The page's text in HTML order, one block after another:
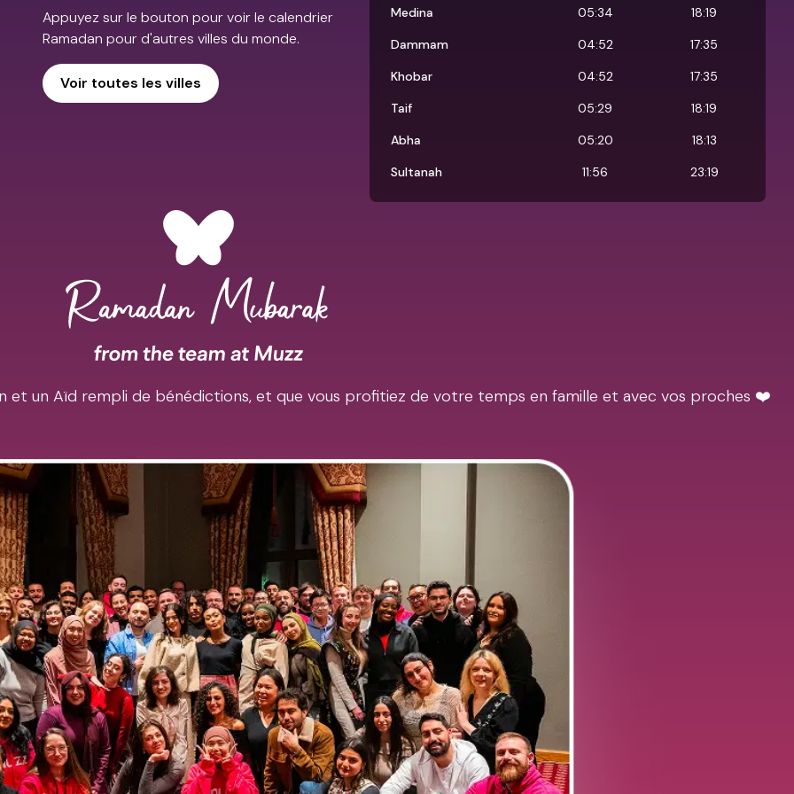
Appuyez sur le bouton pour voir le calendrier
Ramadan pour d'autres villes du monde.
Voir toutes les villes
Medina
05:34
18:19
Dammam
04:52
17:35
Khobar
04:52
17:35
Taif
05:29
18:19
Abha
05:20
18:13
Sultanah
11:56 23:19
et un Aïd rempli de bénédictions, et que vous profitiez de votre temps en famille et avec vos proches ❤️